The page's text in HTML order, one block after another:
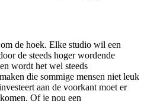
de hoek. Elke studio wil een
de steeds hoger wordende
wordt het wel steeds
die sommige mensen niet leuk
aan de voorkant moet er
Of je nou een